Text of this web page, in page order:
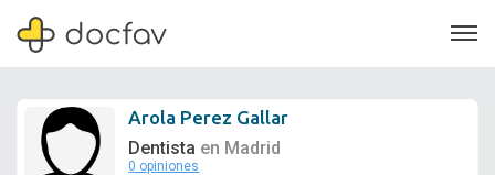
Arola Perez Gallar
Dentista en Madrid
0 opiniones